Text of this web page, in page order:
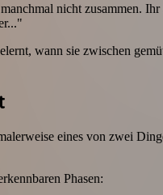
nicht zusammen.
wann sie zwischen
eines von zwei
Phasen: